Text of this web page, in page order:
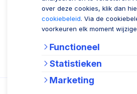
Nieuwsbrief
over deze cookies, klik dan
cookiebeleid. Via de
voorkeuren elk moment
Functioneel
Statistieken
Marketing